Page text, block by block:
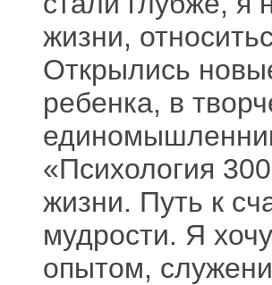
жизни,
Открылись
ребенка, в
«Психология
жизни. Путь к
мудрости. Я
опытом,